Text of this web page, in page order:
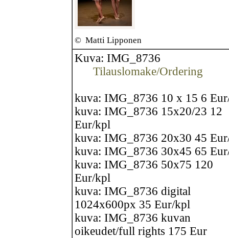
© Matti Lipponen
Kuva: IMG_8736
Tilauslomake/Ordering
kuva: IMG_8736 10 x 15 6
kuva: IMG_8736 15x20/23 12
Eur/kpl
kuva: IMG_8736 20x30 45
kuva: IMG_8736 30x45 65
kuva: IMG_8736 50x75 120
Eur/kpl
kuva: IMG_8736 digital
1024x600px 35 Eur/kpl
kuva: IMG_8736 kuvan
oikeudet/full rights 175 Eur